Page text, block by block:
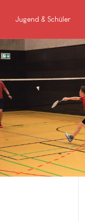
Jugend & Schüler